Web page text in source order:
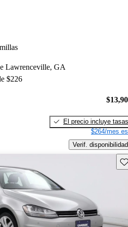
Lawrenceville, GA
$226
El precio incluye tasas
$264/mes
Verif. disponibilidad